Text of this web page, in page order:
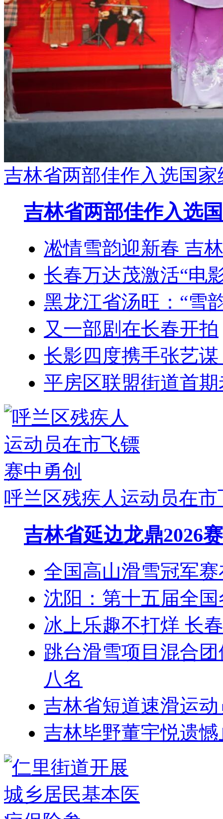
吉林省两部佳作入选国
吉林省两部佳作入选
凇情雪韵迎新春 吉
长春万达茂激活“电
黑龙江省汤旺：“雪
又一部剧在长春开拍
长影四度携手张艺
平房区联盟街道首
呼兰区残疾人运动员在
吉林省延边龙鼎2026
全国高山滑雪冠军
沈阳：第十五届全
冰上乐趣不打烊 长
跳台滑雪项目混合
八名
吉林省短道速滑运
吉林毕野董宇悦遗